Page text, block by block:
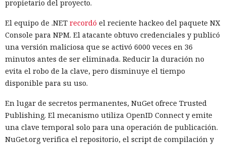
futuras tendrán que convertir el cosmos en un gigantesco
sistema de soporte vital.
propietario del proyecto.
El equipo de .NET recordó el reciente hackeo del paquete NX
Console para NPM. El atacante obtuvo credenciales y publicó
una versión maliciosa que se activó 6000 veces en 36
minutos antes de ser eliminada. Reducir la duración no
evita el robo de la clave, pero disminuye el tiempo
disponible para su uso.
En lugar de secretos permanentes, NuGet ofrece Trusted
Publishing. El mecanismo utiliza OpenID Connect y emite
una clave temporal solo para una operación de publicación.
NuGet.org verifica el repositorio, el script de compilación y